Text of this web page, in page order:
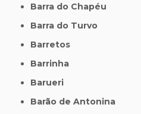
Barra do Chapéu
Barra do Turvo
Barretos
Barrinha
Barueri
Barão de Antonina